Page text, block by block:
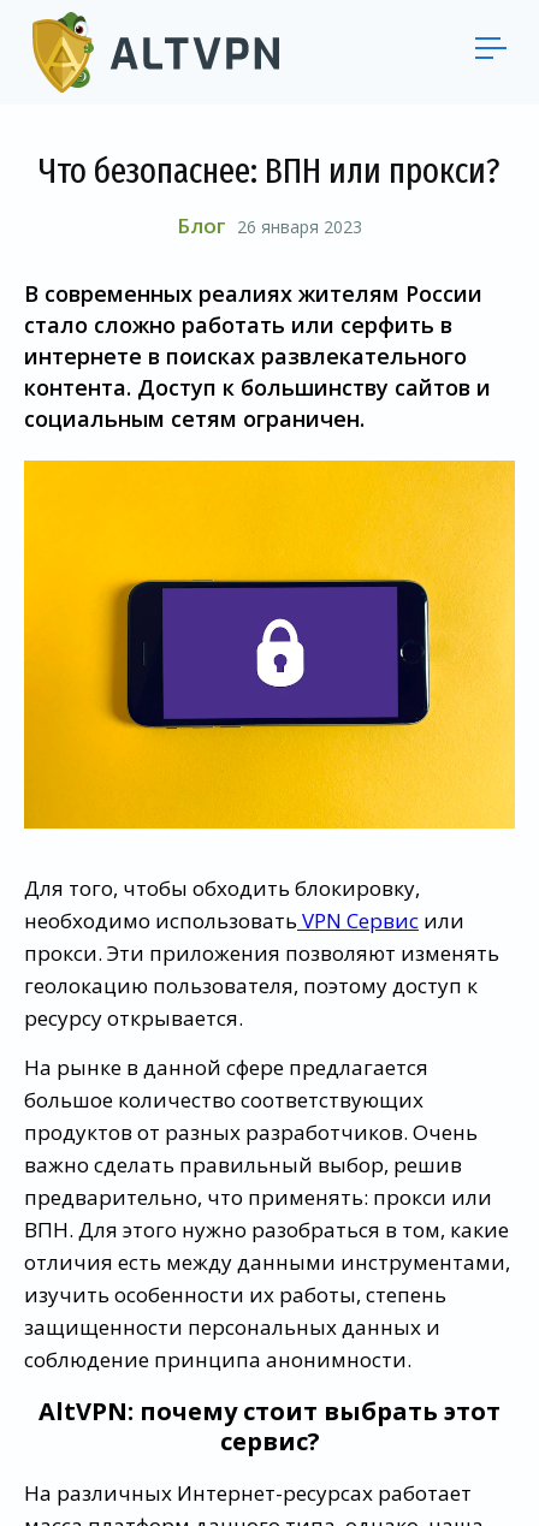
Что безопаснее: ВПН или прокси?
Блог 26 января 2023
В современных реалиях жителям России
стало сложно работать или серфить в
интернете в поисках развлекательного
контента. Доступ к большинству сайтов и
социальным сетям ограничен.
Для того, чтобы обходить блокировку,
необходимо использовать VPN Сервис или
прокси. Эти приложения позволяют изменять
геолокацию пользователя, поэтому доступ к
ресурсу открывается.
На рынке в данной сфере предлагается
большое количество соответствующих
продуктов от разных разработчиков. Очень
важно сделать правильный выбор, решив
предварительно, что применять: прокси или
ВПН. Для этого нужно разобраться в том, какие
отличия есть между данными инструментами,
изучить особенности их работы, степень
защищенности персональных данных и
соблюдение принципа анонимности.
AltVPN: почему стоит выбрать этот
сервис?
На различных Интернет-ресурсах работает